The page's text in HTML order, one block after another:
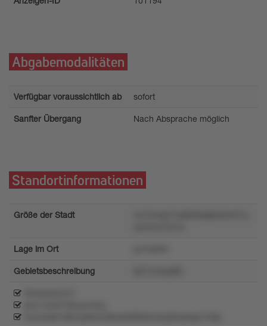
Abgabemodalitäten
Verfügbar voraussichtlich ab sofort
Sanfter Übergang Nach Absprache möglich
Standortinformationen
Größe der Stadt
Lage im Ort
Gebietsbeschreibung